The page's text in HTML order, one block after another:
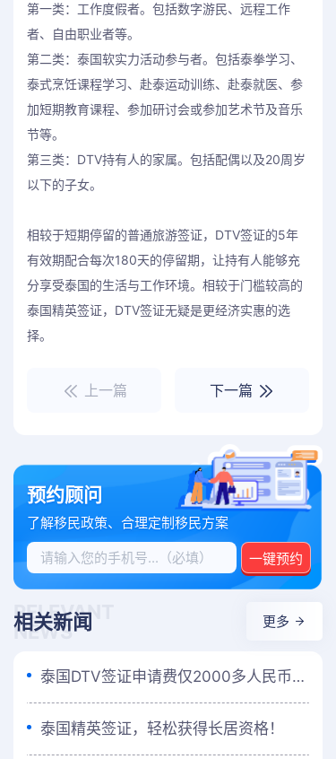
第一类：工作度假者。包括数字游民、远程工作
者、自由职业者等。
第二类：泰国软实力活动参与者。包括泰拳学习、
泰式烹饪课程学习、赴泰运动训练、赴泰就医、参
加短期教育课程、参加研讨会或参加艺术节及音乐
节等。
第三类：DTV持有人的家属。包括配偶以及20周岁
以下的子女。
相较于短期停留的普通旅游签证，DTV签证的5年
有效期配合每次180天的停留期，让持有人能够充
分享受泰国的生活与工作环境。相较于门槛较高的
泰国精英签证，DTV签证无疑是更经济实惠的选
择。
上一篇 下一篇
预约顾问
了解移民政策、合理定制移民方案
一键预约
RELEVANT
NEWS
相关新闻 更多
泰国DTV签证申请费仅2000多人民币！有效期5年！
泰国精英签证，轻松获得长居资格！